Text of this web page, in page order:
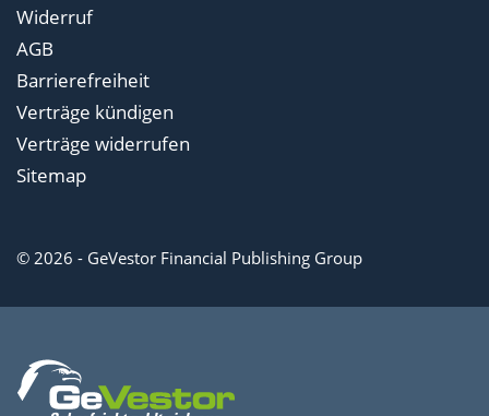
Widerruf
AGB
Barrierefreiheit
Verträge kündigen
Verträge widerrufen
Sitemap
© 2026 - GeVestor Financial Publishing Group